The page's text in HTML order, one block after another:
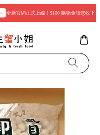
全新官網正式上線！$100 購物金請您收下